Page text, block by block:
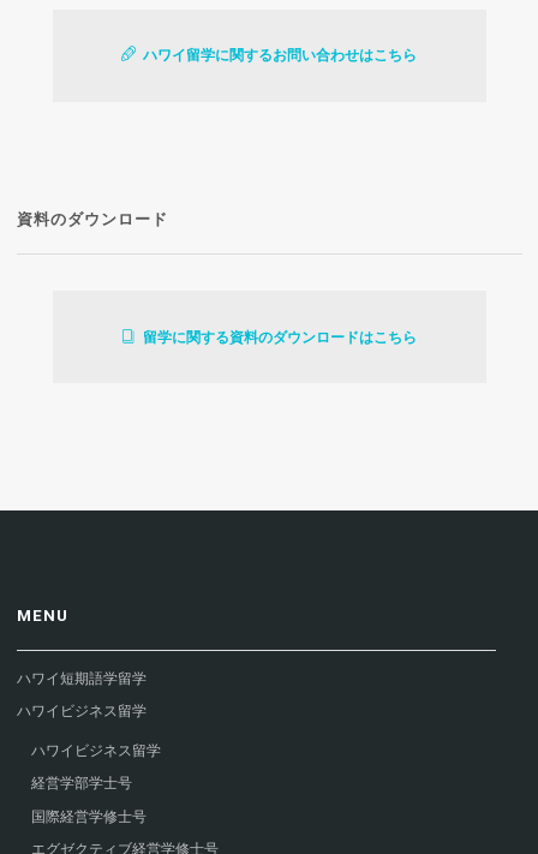
ハワイ留学に関するお問い合わせはこちら
資料のダウンロード
留学に関する資料のダウンロードはこちら
MENU
ハワイ短期語学留学
ハワイビジネス留学
ハワイビジネス留学
経営学部学士号
国際経営学修士号
エグゼクティブ経営学修士号